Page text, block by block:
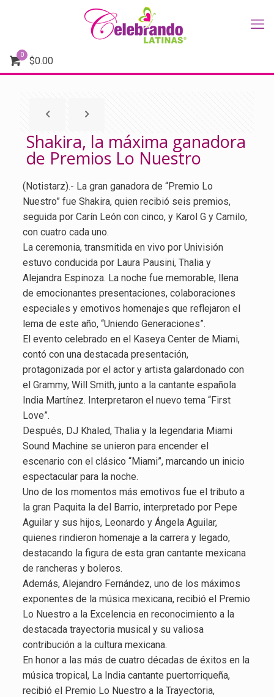
0
$0.00
Shakira, la máxima ganadora
de Premios Lo Nuestro
(Notistarz).- La gran ganadora de “Premio Lo
Nuestro” fue Shakira, quien recibió seis premios,
seguida por Carín León con cinco, y Karol G y Camilo,
con cuatro cada uno.
La ceremonia, transmitida en vivo por Univisión
estuvo conducida por Laura Pausini, Thalia y
Alejandra Espinoza. La noche fue memorable, llena
de emocionantes presentaciones, colaboraciones
especiales y emotivos homenajes que reflejaron el
lema de este año, “Uniendo Generaciones”.
El evento celebrado en el Kaseya Center de Miami,
contó con una destacada presentación,
protagonizada por el actor y artista galardonado con
el Grammy, Will Smith, junto a la cantante española
India Martínez. Interpretaron el nuevo tema “First
Love”.
Después, DJ Khaled, Thalia y la legendaria Miami
Sound Machine se unieron para encender el
escenario con el clásico “Miami”, marcando un inicio
espectacular para la noche.
Uno de los momentos más emotivos fue el tributo a
la gran Paquita la del Barrio, interpretado por Pepe
Aguilar y sus hijos, Leonardo y Ángela Aguilar,
quienes rindieron homenaje a la carrera y legado,
destacando la figura de esta gran cantante mexicana
de rancheras y boleros.
Además, Alejandro Fernández, uno de los máximos
exponentes de la música mexicana, recibió el Premio
Lo Nuestro a la Excelencia en reconocimiento a la
destacada trayectoria musical y su valiosa
contribución a la cultura mexicana.
En honor a las más de cuatro décadas de éxitos en la
música tropical, La India cantante puertorriqueña,
recibió el Premio Lo Nuestro a la Trayectoria,